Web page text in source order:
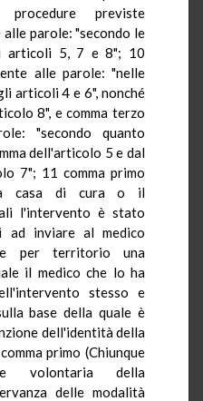
procedure previste
parole: "secondo le
articoli 5, 7 e 8"; 10
alle parole: "nelle
articoli 4 e 6", nonché
8", e comma terzo
"secondo quanto
dell'articolo 5 e dal
7"; 11 comma primo
la casa di cura o il
l'intervento è stato
inviare al medico
per territorio una
il medico che lo ha
stesso e
base della quale è
dell'identità della
primo (Chiunque
volontaria della
delle modalità